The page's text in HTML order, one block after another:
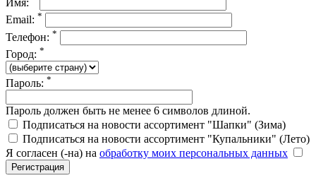
Имя:
Email: *
Телефон: *
Город: *
Пароль: *
Пароль должен быть не менее 6 символов длиной.
Подписаться на новости ассортимент "Шапки" (Зима)
Подписаться на новости ассортимент "Купальники" (Лето)
Я согласен (-на) на обработку моих персональных данных